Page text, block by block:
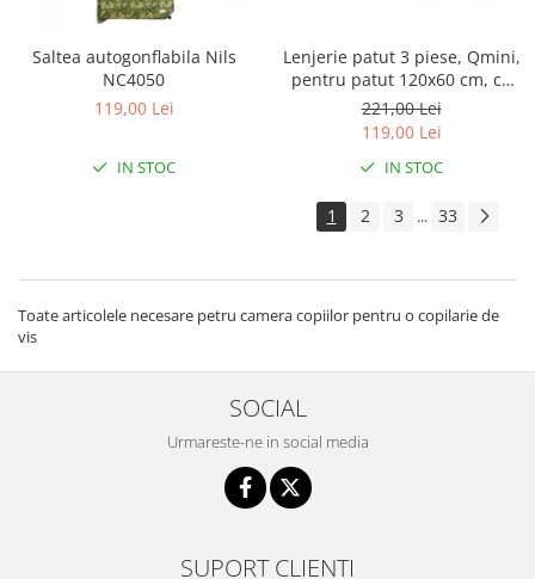
Saltea autogonflabila Nils
NC4050
119,00 Lei
IN STOC
Lenjerie patut 3 piese, Qmini,
pentru patut 120x60 cm, cu
protectie laterala, din
bumbac, Teddy Toys
221,00 Lei
119,00 Lei
IN STOC
1 2 3 ... 33
Toate articolele necesare petru camera copiilor pentru o copilarie de
vis
SOCIAL
Urmareste-ne in social media
SUPORT CLIENTI